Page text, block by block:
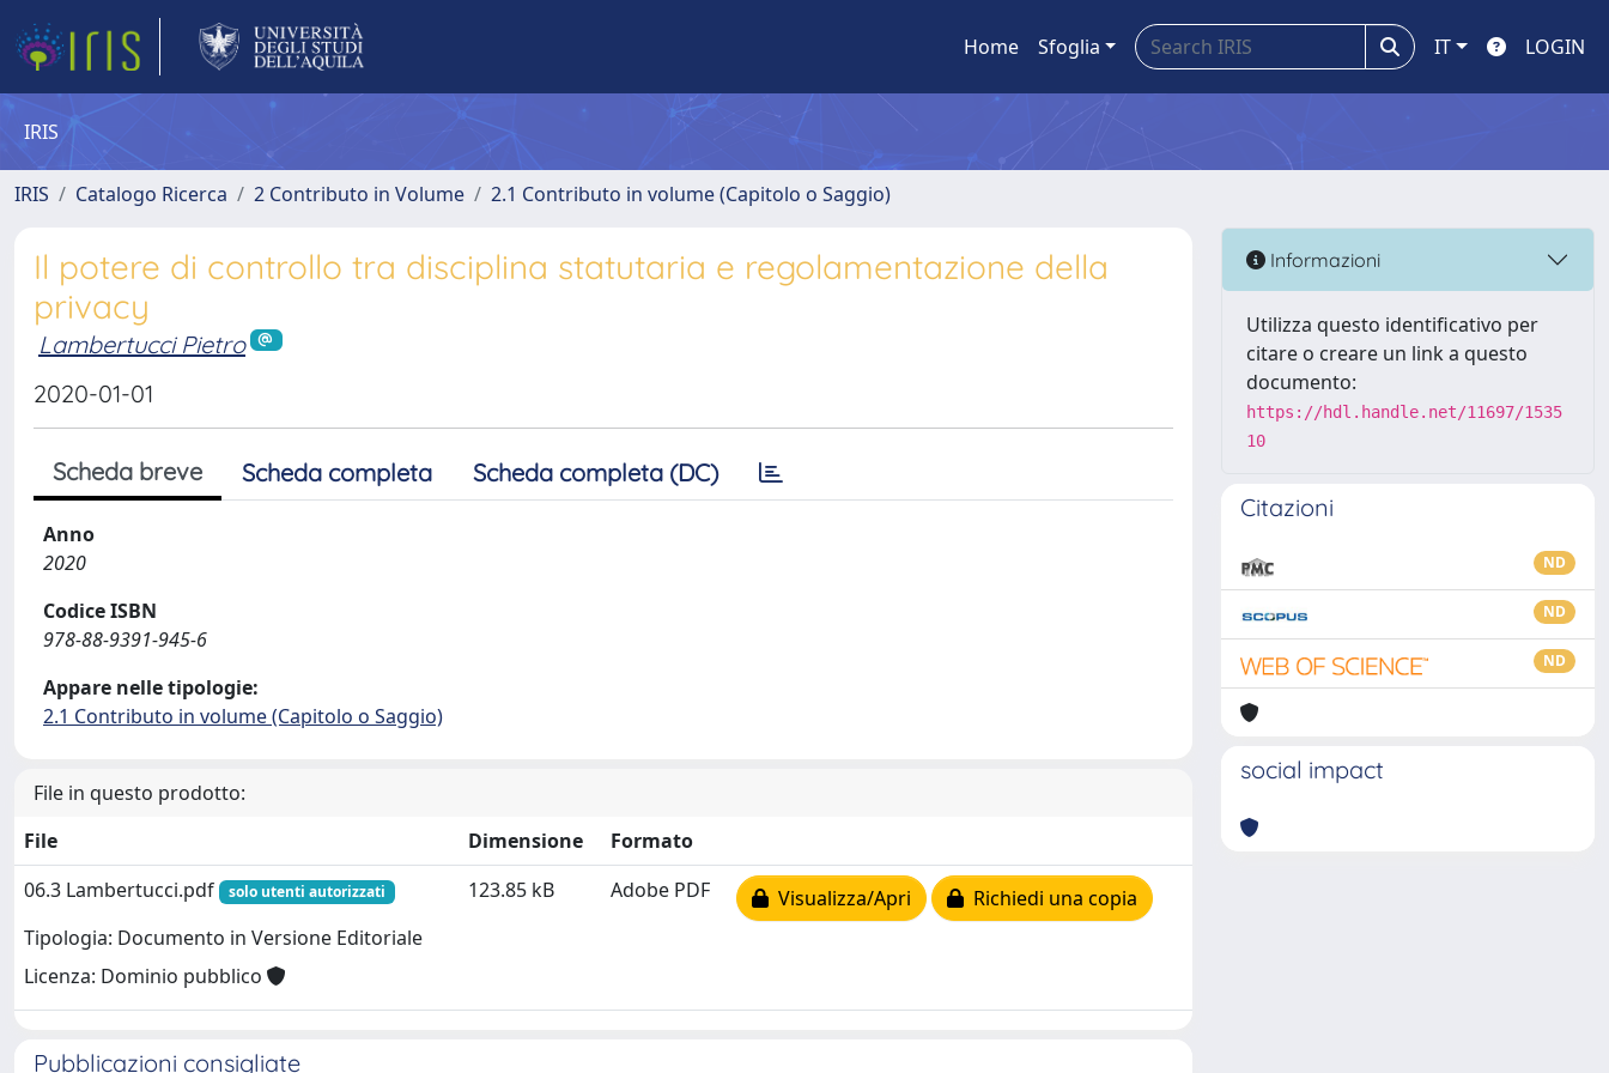
Home Sfoglia IT LOGIN
IRIS
IRIS Catalogo Ricerca 2 Contributo in Volume 2.1 Contributo in volume (Capitolo o Saggio)
Il potere di controllo tra disciplina statutaria e regolamentazione della
privacy
Lambertucci Pietro
2020-01-01
Scheda breve Scheda completa Scheda completa (DC)
Anno
2020
Codice ISBN
978-88-9391-945-6
Appare nelle tipologie:
2.1 Contributo in volume (Capitolo o Saggio)
File in questo prodotto:
File
Dimensione
Formato
06.3 Lambertucci.pdf
solo utenti autorizzati
Tipologia: Documento in Versione Editoriale
Licenza: Dominio pubblico
123.85 kB Adobe PDF Visualizza/Apri Richiedi una copia
Pubblicazioni consigliate
Informazioni
Utilizza questo identificativo per
citare o creare un link a questo
documento:
https://hdl.handle.net/11697/1535
10
Citazioni
ND
ND
ND
social impact